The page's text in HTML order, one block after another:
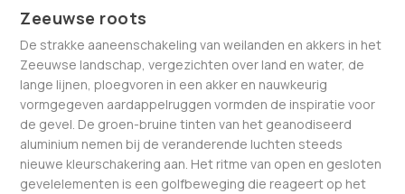
Zeeuwse roots
De strakke aaneenschakeling van weilanden en akkers in het
Zeeuwse landschap, vergezichten over land en water, de
lange lijnen, ploegvoren in een akker en nauwkeurig
vormgegeven aardappelruggen vormden de inspiratie voor
de gevel. De groen-bruine tinten van het geanodiseerd
aluminium nemen bij de veranderende luchten steeds
nieuwe kleurschakering aan. Het ritme van open en gesloten
gevelelementen is een golfbeweging die reageert op het